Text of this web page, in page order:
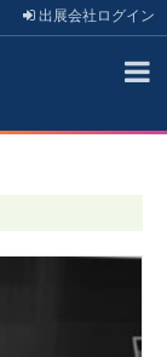
出展会社 ログイン